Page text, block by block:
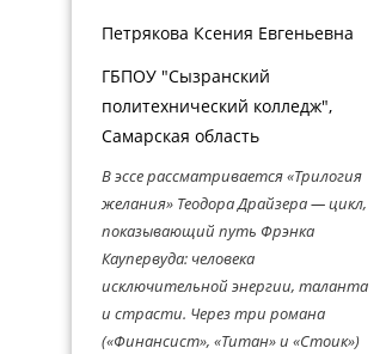
Петрякова Ксения Евгеньевна
ГБПОУ "Сызранский
политехнический колледж",
Самарская область
В эссе рассматривается «Трилогия
желания» Теодора Драйзера — цикл,
показывающий путь Фрэнка
Каупервуда: человека
исключительной энергии, таланта
и страсти. Через три романа
(«Финансист», «Титан» и «Стоик»)